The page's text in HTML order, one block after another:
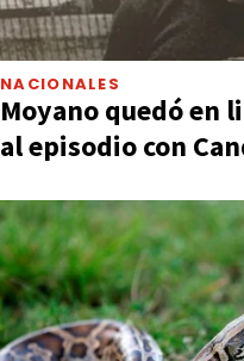
NACIONALES
Moyano quedó en
al episodio con